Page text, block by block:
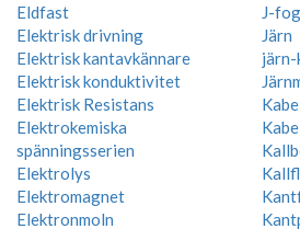
Eldfast
Elektrisk drivning
Elektrisk kantavkännare
Elektrisk konduktivitet
Elektrisk Resistans
Elektrokemiska
spänningsserien
Elektrolys
Elektromagnet
Elektronmoln
J-fog
Järn
järn-